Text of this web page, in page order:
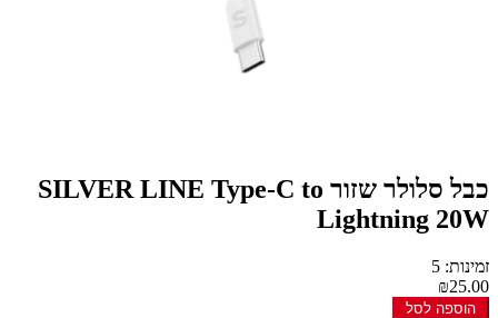
כבל סלולר שזור SILVER LINE Type-C to
Lightning 20W
זמינות: 5
₪25.00
הוספה לסל